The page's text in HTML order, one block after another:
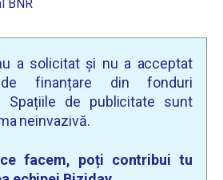
BNR
a solicitat și nu a acceptat
finanțare din fonduri
Spațiile de publicitate sunt
neinvazivă.
facem, poți contribui tu